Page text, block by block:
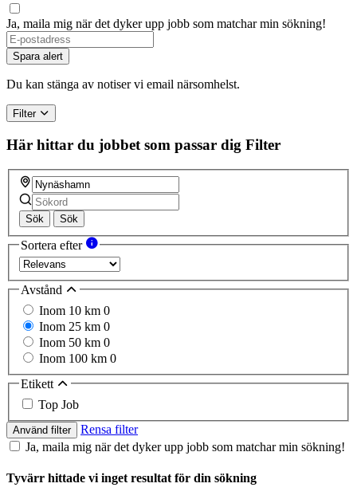
Ja, maila mig när det dyker upp jobb som matchar min sökning!
Spara alert
Du kan stänga av notiser vi email närsomhelst.
Filter
Här hittar du jobbet som passar dig Filter
Sök Sök
Sortera efter
Avstånd
Inom 10 km 0
Inom 25 km 0
Inom 50 km 0
Inom 100 km 0
Etikett
Top Job
Använd filter
Rensa filter
Ja, maila mig när det dyker upp jobb som matchar min sökning!
Tyvärr hittade vi inget resultat för din sökning